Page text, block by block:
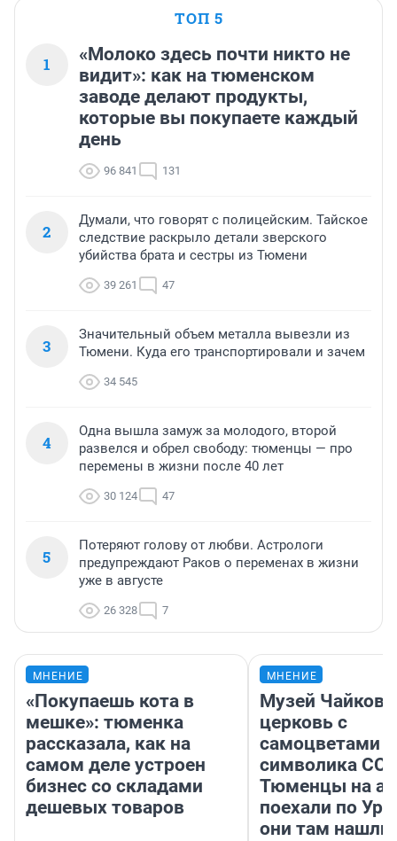
ТОП 5
1
«Молоко здесь почти никто не
видит»: как на тюменском
заводе делают продукты,
которые вы покупаете каждый
день
96 841 131
2
Думали, что говорят с полицейским. Тайское
следствие раскрыло детали зверского
убийства брата и сестры из Тюмени
39 261 47
3
Значительный объем металла вывезли из
Тюмени. Куда его транспортировали и зачем
34 545
4
Одна вышла замуж за молодого, второй
развелся и обрел свободу: тюменцы — про
перемены в жизни после 40 лет
30 124 47
5
Потеряют голову от любви. Астрологи
предупреждают Раков о переменах в жизни
уже в августе
26 328 7
МНЕНИЕ
«Покупаешь кота в
мешке»: тюменка
рассказала, как на
самом деле устроен
бизнес со складами
дешевых товаров
МНЕНИЕ
Музей
церковь с
самоцветами
символика
Тюменцы на
поехали по
они там нашли